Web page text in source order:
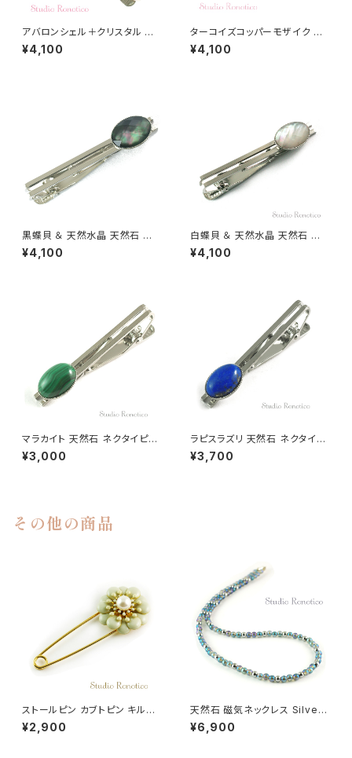
アバロンシェル＋クリスタル 天
然石 ネクタイピン kf-19
¥4,100
ターコイズコッパーモザイク ト
ルコ石 天然石 ネクタイピン kf-
20t
¥4,100
黒蝶貝 ＆ 天然水晶 天然石 ネ
クタイピン np-2 np-12
¥4,100
白蝶貝 ＆ 天然水晶 天然石 ネ
クタイピン np-1 np-1
¥4,100
マラカイト 天然石 ネクタイピン
kf-25
¥3,000
ラピスラズリ 天然石 ネクタイピ
ン kf-24-ｔ
¥3,700
その他の商品
ストールピン カブトピン キルト
ピン パール エナメル お花 グレ
ージュ
¥2,900
天然石 磁気ネックレス Silver9
25マグネットクラスプ おしゃれ
女性 男性 ユニセックス ブルー
¥6,900